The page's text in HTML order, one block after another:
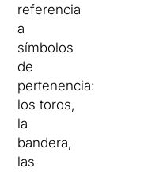
referencia
a
símbolos
de
pertenencia:
los toros,
la
bandera,
las